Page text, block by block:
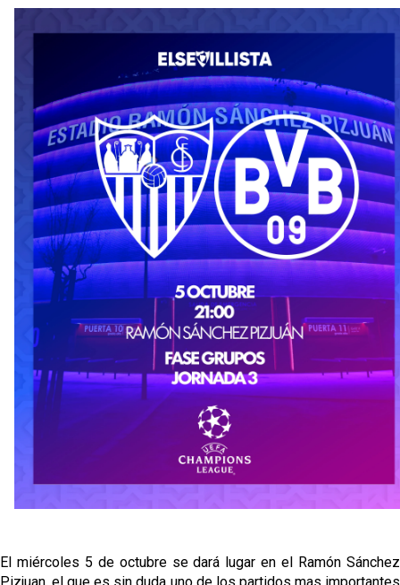
marcha de Juanlu
Alberto Flores, muy cerca de convertirse en nuevo
jugador del Granada CF
El Granada negocia con el Sevilla FC por Alberto
Flores
IDV reclama dinero al Sevilla por Mercado
El miércoles 5 de octubre se dará lugar en el Ramón Sánchez